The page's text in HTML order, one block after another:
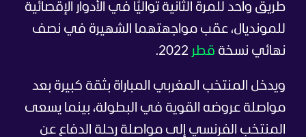
طريق واحد للمرة الثانية تواليًا في الأدوار الإقصائية
للمونديال، عقب مواجهتهما الشهيرة في نصف
نهائي نسخة قطر
ويدخل المنتخب المغربي المباراة بثقة كبيرة بعد
مواصلة عروضه القوية في البطولة، بينما يسعى
المنتخب الفرنسي إلى مواصلة رحلة الدفاع عن